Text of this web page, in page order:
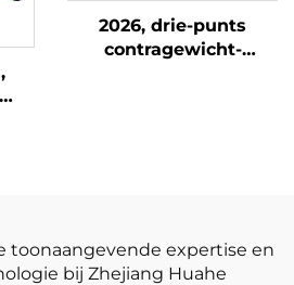
2026, drie-punts
contragewicht-
toonaangevende expertise en
bij Zhejiang Huahe